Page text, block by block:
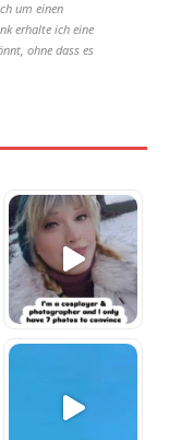
um einen
erhalte ich eine
ohne dass es